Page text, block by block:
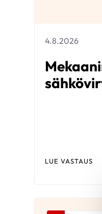
4.8.2026
LUE VASTAUS